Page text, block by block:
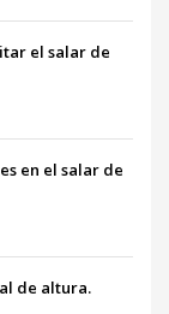
el salar de
en el salar de
de altura.